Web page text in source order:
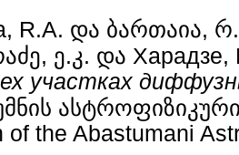
R.A. და ბართაია, რ.
ე.კ. და Харадзе,
участках
of the Abastumani